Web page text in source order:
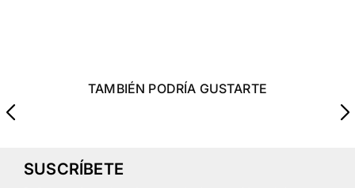
TAMBIÉN PODRÍA GUSTARTE
SUSCRÍBETE